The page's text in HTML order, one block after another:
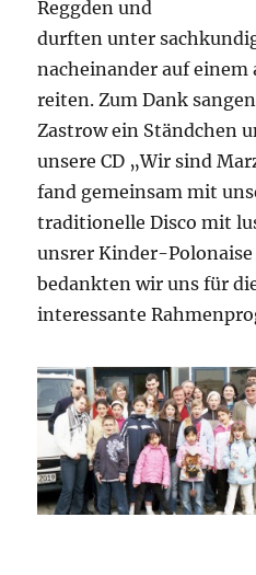
Reggden und
durften unter
nacheinander auf einem
reiten. Zum Dank
Zastrow ein Ständchen
unsere CD „Wir sind
fand gemeinsam mit
traditionelle Disco mit
unsrer Kinder-
bedankten wir uns für
interessante